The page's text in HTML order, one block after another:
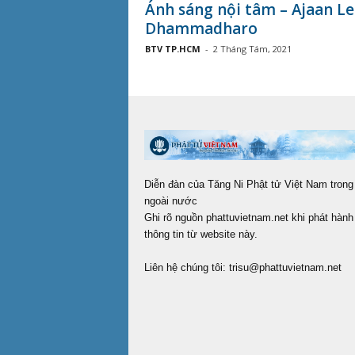
Ánh sáng nội tâm – Ajaan
Dhammadharo
BTV TP.HCM - 2 Tháng Tám, 2021
Diễn đàn của Tăng Ni Phật tử Việt Nam
ngoài nước
Ghi rõ nguồn phattuvietnam.net khi phát hành
thông tin từ website này.
Liên hệ chúng tôi: trisu@phattuvietnam.net